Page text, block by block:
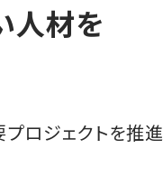
人材を
ロジェクトを推進